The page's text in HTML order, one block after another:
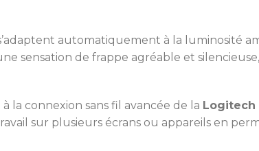
automatiquement à la luminosité
sensation de frappe agréable et
la connexion sans fil avancée de la Logitech
sur plusieurs écrans ou appareils en